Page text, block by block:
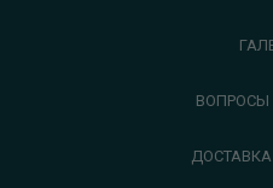
ВОПРОСЫ